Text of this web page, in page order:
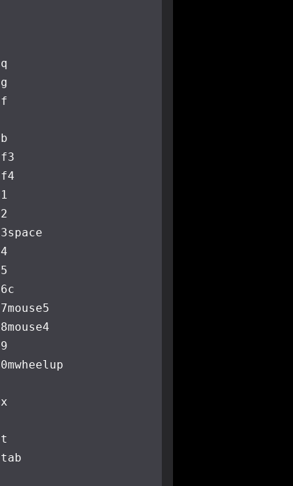
q
g
f
b
f3
f4
1
2
3space
4
5
6c
7mouse5
8mouse4
9
0mwheelup
x
t
tab